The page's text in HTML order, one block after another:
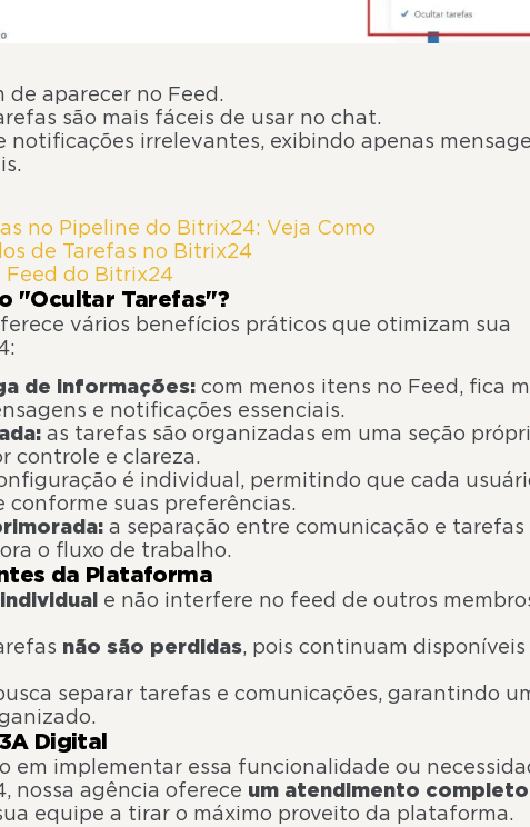
de aparecer no Feed.
são mais fáceis de usar no chat.
notificações irrelevantes, exibindo apenas
no Pipeline do Bitrix24: Veja Como
de Tarefas no Bitrix24
Feed do Bitrix24
"Ocultar Tarefas"?
vários benefícios práticos que otimizam sua
de informações: com menos itens no Feed, fica
e notificações essenciais.
as tarefas são organizadas em uma seção
controle e clareza.
é individual, permitindo que cada
conforme suas preferências.
a separação entre comunicação e tarefas
o fluxo de trabalho.
da Plataforma
individual e não interfere no feed de outros
não são perdidas, pois continuam disponíveis
separar tarefas e comunicações, garantindo
Digital
em implementar essa funcionalidade ou
nossa agência oferece um atendimento
equipe a tirar o máximo proveito da plataforma.